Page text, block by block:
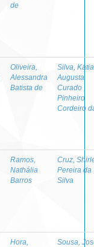
de
Oliveira,
Alessandra
Batista de
Silva, Kátia
Augusta
Curado
Pinheiro
Cordeiro
Ramos,
Nathália
Barros
Cruz,
Pereira da
Silva
Hora,
Sousa,